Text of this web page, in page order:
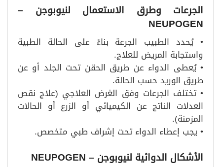
الجرعات وطرق الاستعمال لنيوبوجن –
NEUPOGEN
• يُحدد الطبيب الجرعة بناءً على الحالة الطبية
واستجابة المريض للعلاج.
• يُعطى الدواء عن طريق الحقن تحت الجلد أو عن
طريق الوريد حسب الحالة.
• تختلف الجرعات وفق الغرض العلاجي (علاج نقص
العدلات الناتج عن الكيميائي أو الزرع أو الحالات
المزمنة).
• يجب إعطاء الدواء تحت إشراف طبي متخصص.
الأشكال الدوائية لنيوبوجن – NEUPOGEN